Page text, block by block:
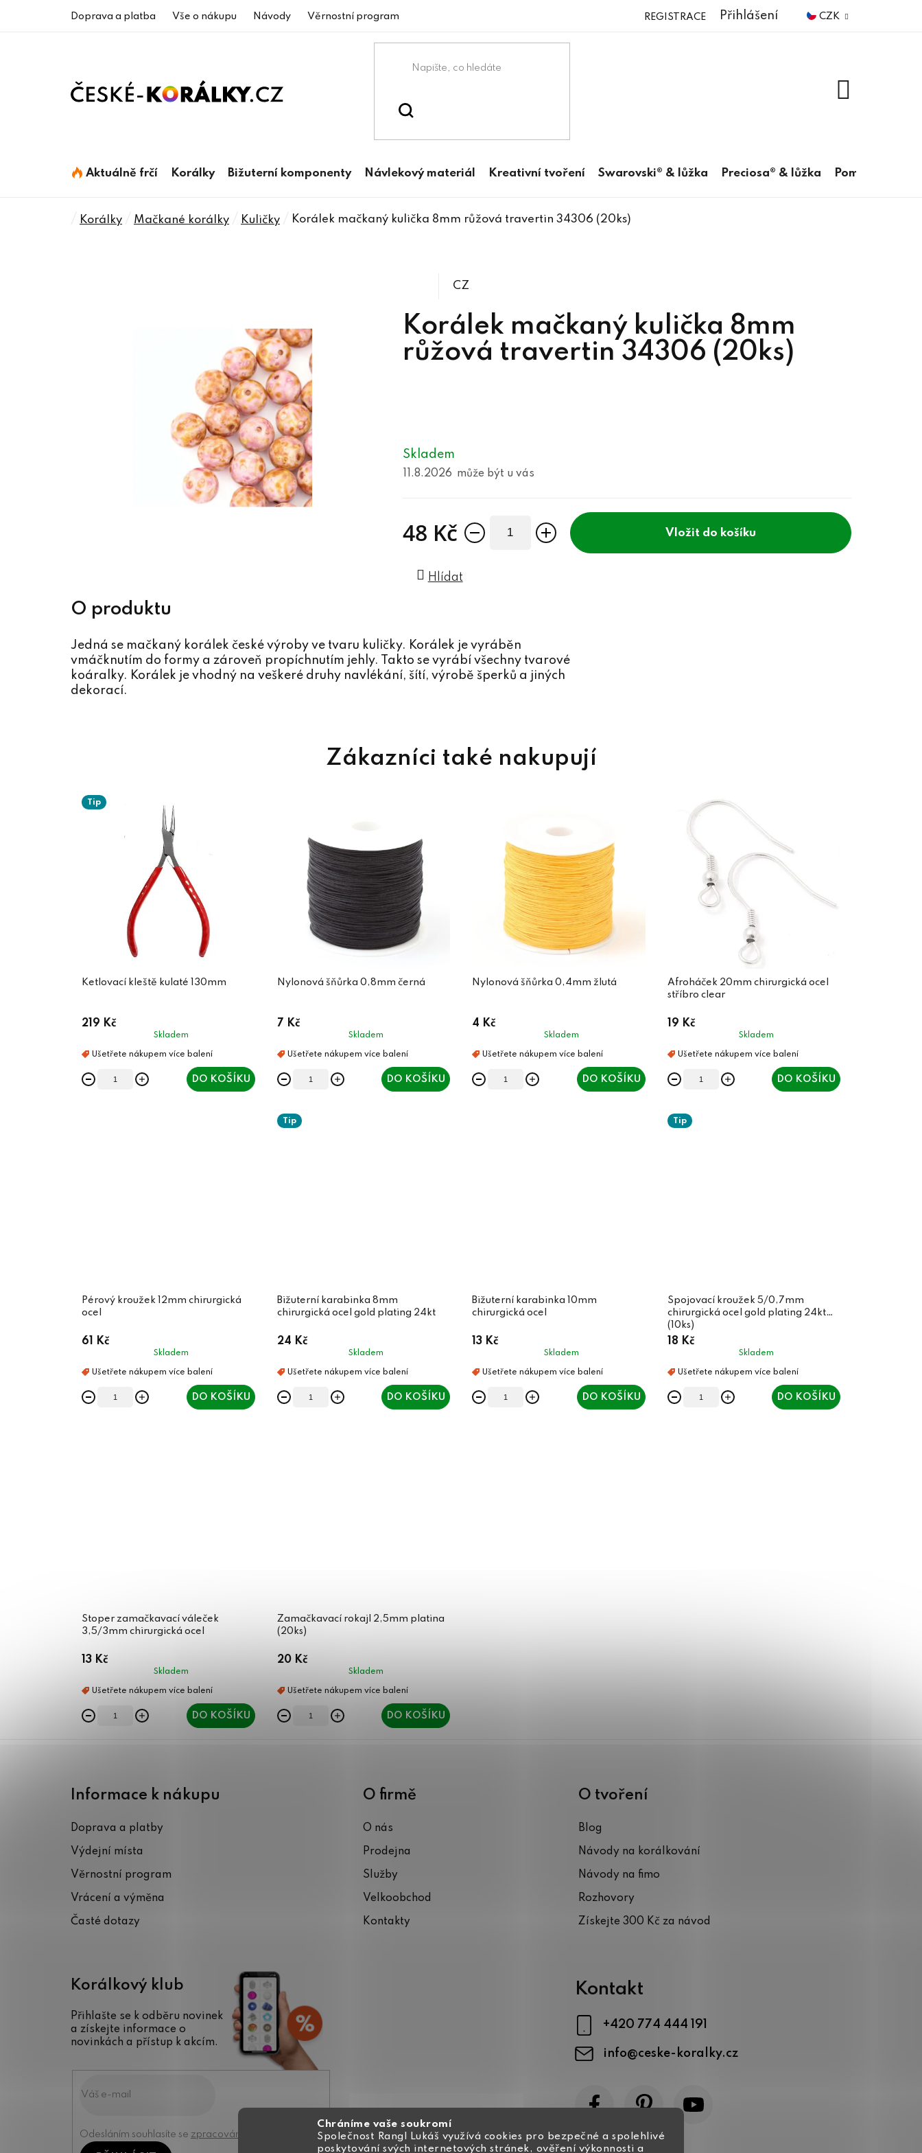
Chráníme vaše soukromí
Společnost Rangl Lukáš využívá cookies pro bezpečné a spolehlivé
poskytování svých internetových stránek, ověření výkonnosti a
Doprava a platba Vše o nákupu Návody Věrnostní program CZK
Přihlášení
REGISTRACE
Aktuálně frčí Korálky Bižuterní komponenty Návlekový materiál Kreativní tvoření Swarovski® & lůžka Preciosa® & lůžka Pomůcky
Domů
Korálky Mačkané korálky Kuličky Korálek mačkaný kulička 8mm růžová travertin 34306 (20ks)
Korálek mačkaný kulička 8mm
růžová travertin 34306 (20ks)
CZ
Skladem
11.8.2026
48 Kč do košíku
Hlídat
Jedná se mačkaný korálek české výroby ve tvaru kuličky. Korálek je vyráběn
vmáčknutím do formy a zároveň propíchnutím jehly. Takto se vyrábí všechny tvarové
koáralky. Korálek je vhodný na veškeré druhy navlékání, šítí, výrobě šperků a jiných
dekorací.
Tip
Ketlovací kleště kulaté 130mm
219 Kč
Skladem
DO KOŠÍKU
Nylonová šňůrka 0,8mm černá
7 Kč
Skladem
DO KOŠÍKU
Nylonová šňůrka 0,4mm žlutá
4 Kč
Skladem
DO KOŠÍKU
Afroháček 20mm chirurgická ocel
stříbro clear
19 Kč
Skladem
DO KOŠÍKU
Pérový kroužek 12mm chirurgická
ocel
61 Kč
Skladem
DO KOŠÍKU
Tip
Bižuterní karabinka 8mm
chirurgická ocel gold plating 24kt
24 Kč
Skladem
DO KOŠÍKU
Bižuterní karabinka 10mm
chirurgická ocel
13 Kč
Skladem
DO KOŠÍKU
Tip
Spojovací kroužek 5/0,7mm
chirurgická ocel gold plating 24kt
(10ks)
18 Kč
Skladem
DO KOŠÍKU
Stoper zamačkavací váleček
3,5/3mm chirurgická ocel
13 Kč
Skladem
DO KOŠÍKU
Zamačkavací rokajl 2,5mm platina
(20ks)
20 Kč
Skladem
DO KOŠÍKU
Informace k nákupu
Doprava a platby
Výdejní místa
Věrnostní program
Vrácení a výměna
Časté dotazy
O firmě
O nás
Prodejna
Služby
Velkoobchod
Kontakty
O tvoření
Blog
Návody na korálkování
Návody na fimo
Rozhovory
Získejte 300 Kč za návod
Korálkový klub
Přihlašte se k odběru novinek
a získejte informace o
novinkách a přístup k akcím.
Odesláním souhlasíte se zpracováním osobních údajů
Kontakt
info@ceske-koralky.cz
+420 774 444 191